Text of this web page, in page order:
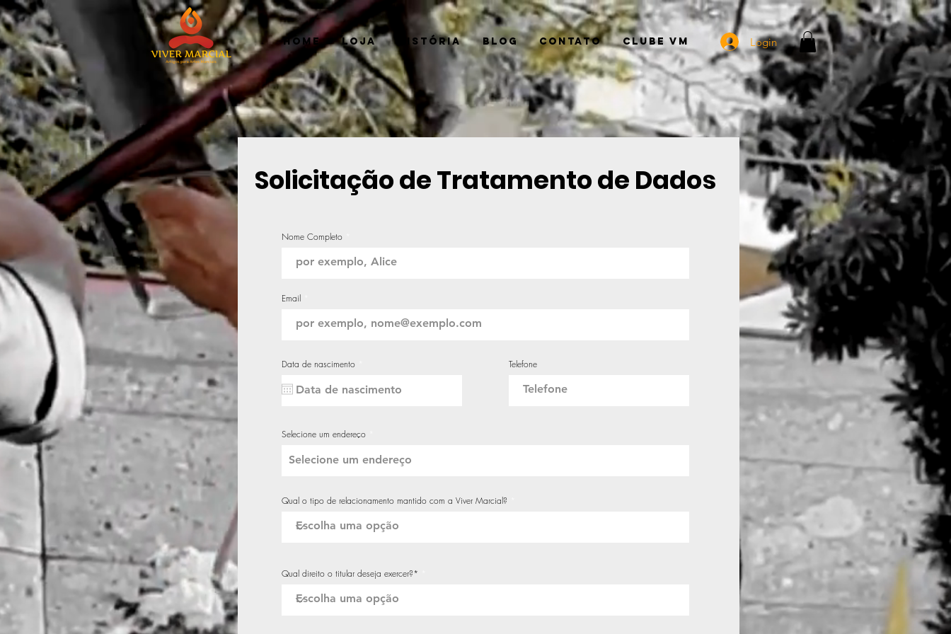
Home Loja História Blog Contato Clube VM Login
Solicitação de Tratamento de Dados
Nome Completo
Email
Data de nascimento
u
i
Telefone
Selecione um endereço
Qual o tipo de relacionamento mantido com a Viver Marcial?
Qual direito o titular deseja exercer?*